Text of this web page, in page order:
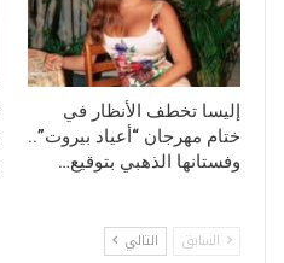
إليسا تخطف الأنظار في
ختام مهرجان “أعياد بيروت”..
وفستانها الذهبي بتوقيع…
السابق التالي